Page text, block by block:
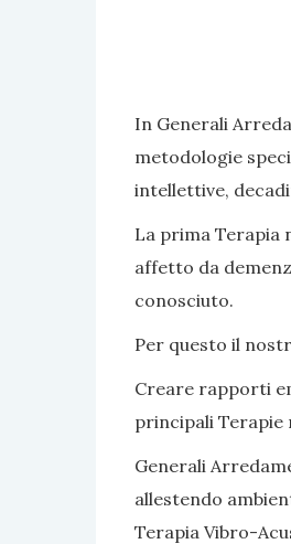
In Generali
metodologie
intellettive,
La prima Terapia
affetto da
conosciuto.
Per questo il
Creare rapporti
principali Terapie
Generali
allestendo
Terapia Vibro-